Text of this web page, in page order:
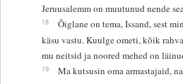
Jeruusalemm on muutunud nende
18
Õiglane on tema, Issand, sest
käsu vastu. Kuulge ometi, kõik
mu neitsid ja noored mehed on
19
Ma kutsusin oma armastajaid,